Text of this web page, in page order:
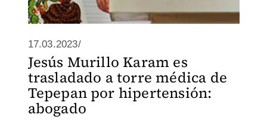
17.03.2023/
Jesús Murillo Karam es
trasladado a torre médica de
Tepepan por hipertensión:
abogado